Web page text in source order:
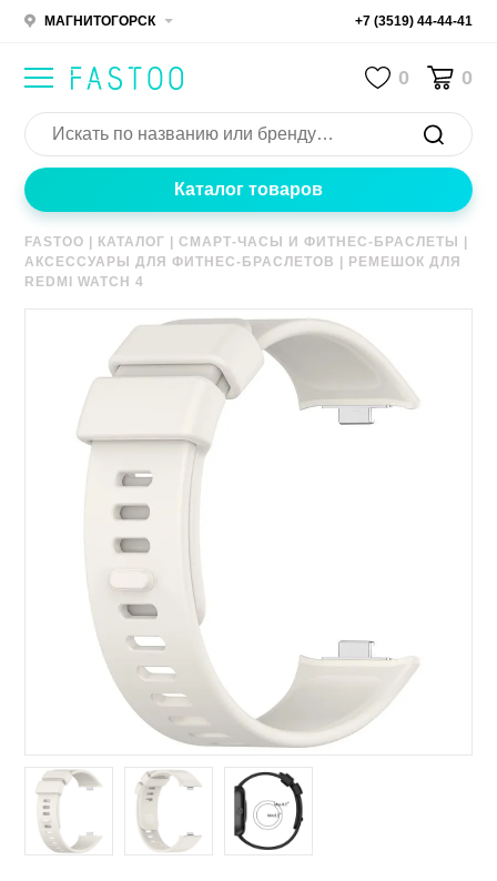
МАГНИТОГОРСК +7 (3519) 44-44-41
0 0
Каталог товаров
FASTOO КАТАЛОГ |СМАРТ-ЧАСЫ И ФИТНЕС-БРАСЛЕТЫ
АКСЕССУАРЫ ДЛЯ ФИТНЕС-БРАСЛЕТОВ
РЕМЕШОК ДЛЯ
REDMI WATCH 4